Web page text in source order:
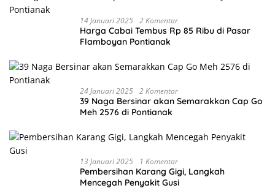
14 Januari 2025 2 Komentar
Harga Cabai Tembus Rp 85 Ribu di Pasar
Flamboyan Pontianak
24 Januari 2025 2 Komentar
39 Naga Bersinar akan Semarakkan Cap Go
Meh 2576 di Pontianak
13 Januari 2025 1 Komentar
Pembersihan Karang Gigi, Langkah
Mencegah Penyakit Gusi